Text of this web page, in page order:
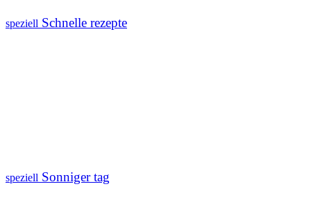
speziell Schnelle rezepte
speziell Sonniger tag